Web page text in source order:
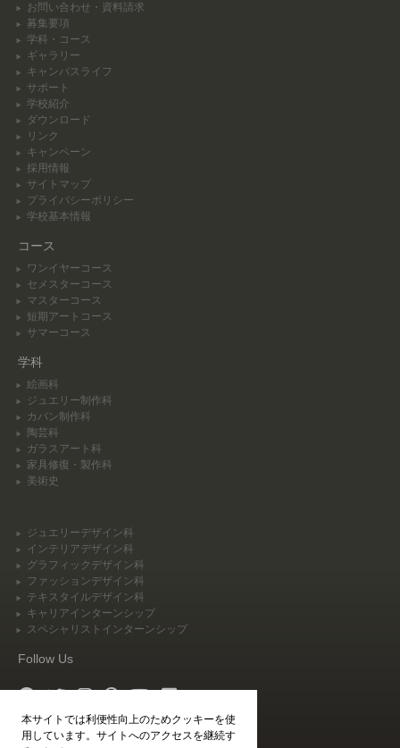
本サイトでは利便性向上のためクッキーを使
用しています。サイトへのアクセスを継続す
お問い合わせ・資料請求
募集要項
学科・コース
ギャラリー
キャンパスライフ
サポート
学校紹介
ダウンロード
リンク
キャンペーン
採用情報
サイトマップ
プライバシーポリシー
学校基本情報
コース
ワンイヤーコース
セメスターコース
マスターコース
短期アートコース
サマーコース
学科
絵画科
ジュエリー制作科
カバン制作科
陶芸科
ガラスアート科
家具修復・製作科
美術史
ジュエリーデザイン科
インテリアデザイン科
グラフィックデザイン科
ファッションデザイン科
テキスタイルデザイン科
キャリアインターンシップ
スペシャリストインターンシップ
Follow Us
Agent Login